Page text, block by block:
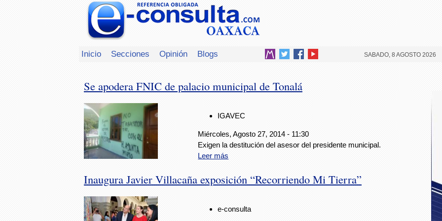
Inicio Secciones Opinión Blogs SABADO, 8 AGOSTO 2026
Se apodera FNIC de palacio municipal de Tonalá
IGAVEC
Miércoles, Agosto 27, 2014 - 11:30
Exigen la destitución del asesor del presidente municipal.
Leer más
Inaugura Javier Villacaña exposición “Recorriendo Mi Tierra”
e-consulta